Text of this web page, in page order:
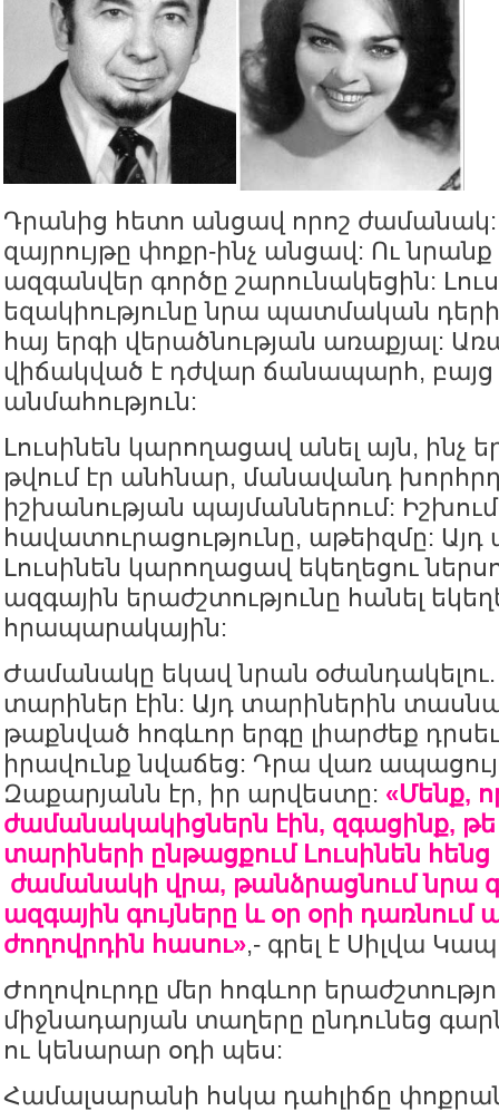
Դրանից հետո անցավ որոշ
զայրույթը փոքր-ինչ անցավ: Ու նրանք
ազգանվեր գործը շարունակեցին:
եզակիությունը նրա պատմական
հայ երգի վերածնության առաքյալ:
վիճակված է դժվար ճանապարհ,
անմահություն:
Լուսինեն կարողացավ անել այն, ինչ
թվում էր անհնար, մանավանդ
իշխանության պայմաններում: Իշխում
հավատուրացությունը, աթեիզմը: Այդ
Լուսինեն կարողացավ եկեղեցու
ազգային երաժշտությունը հանել
հրապարակային:
Ժամանակը եկավ նրան
տարիներ էին: Այդ տարիներին
թաքնված հոգևոր երգը լիարժեք
իրավունք նվաճեց: Դրա վառ
Զաքարյանն էր, իր արվեստը: «Մենք,
ժամանակակիցներն էին, զգացինք, թե
տարիների ընթացքում Լուսինեն հենց
ժամանակի վրա, թանձրացնում նրա
ազգային գույները և օր օրի դառնում
ժողովրդին հասու»,- գրել է Սիլվա
Ժողովուրդը մեր հոգևոր
միջնադարյան տաղերը ընդունեց
ու կենարար օդի պես:
Համալսարանի հսկա դահլիճը